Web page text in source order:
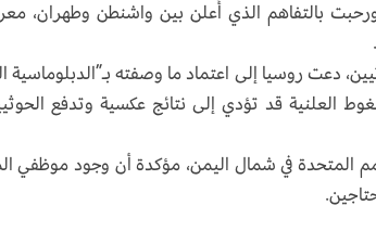
بالتفاهم الذي أُعلن بين واشنطن وطهران،
دعت روسيا إلى اعتماد ما وصفته بـ”الدبلوماسية
العلنية قد تؤدي إلى نتائج عكسية وتدفع
المتحدة في شمال اليمن، مؤكدة أن وجود موظفي